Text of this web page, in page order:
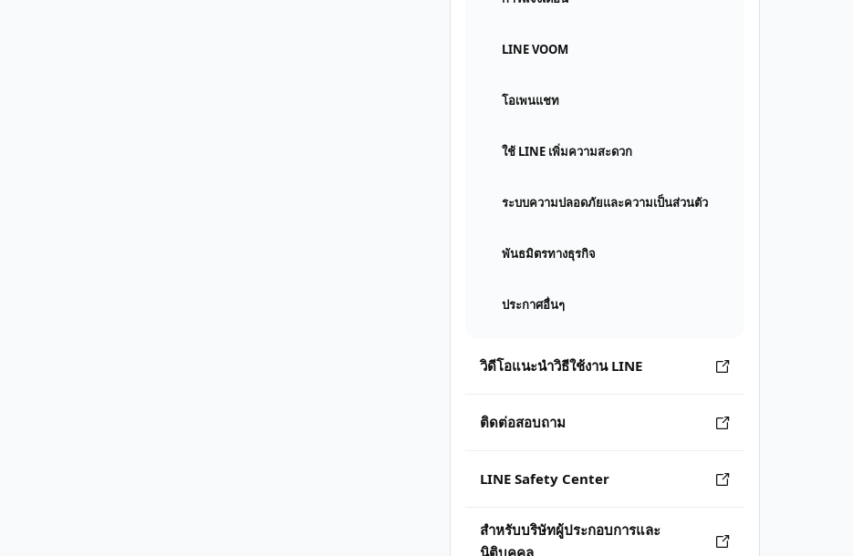
LINE VOOM
โอเพนแชท
ใช้ LINE เพิ่มความสะดวก
ระบบความปลอดภัยและความเป็นส่วนตัว
พันธมิตรทางธุรกิจ
ประกาศอื่นๆ
วิดีโอแนะนำวิธีใช้งาน LINE
ติดต่อสอบถาม
LINE Safety Center
สำหรับบริษัทผู้ประกอบการและ
นิติบุคคล